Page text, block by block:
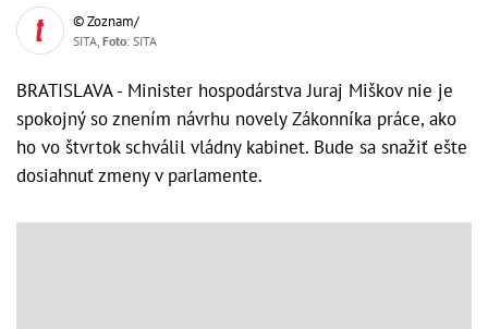
© Zoznam/
SITA, Foto: SITA
BRATISLAVA - Minister hospodárstva Juraj Miškov nie je
spokojný so znením návrhu novely Zákonníka práce, ako
ho vo štvrtok schválil vládny kabinet. Bude sa snažiť ešte
dosiahnuť zmeny v parlamente.